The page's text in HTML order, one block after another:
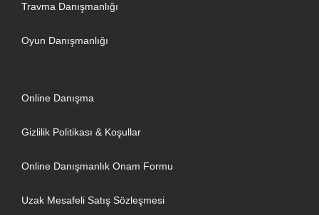
Travma Danışmanlığı
Oyun Danışmanlığı
Online Danışma
Gizlilik Politikası & Koşullar
Online Danışmanlık Onam Formu
Uzak Mesafeli Satış Sözleşmesi